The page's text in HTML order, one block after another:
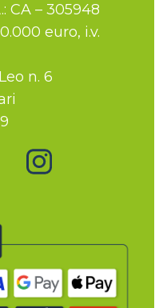
CA – 305948
euro, i.v.
n. 6